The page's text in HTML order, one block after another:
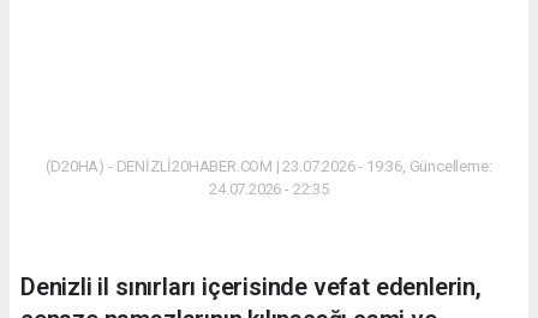
(D20HA) - DENİZLİ20HABER.COM | 23.07.2026 - 19:36, Güncelleme:
24.07.2026 - 22:35
Denizli il sınırları içerisinde vefat edenlerin,